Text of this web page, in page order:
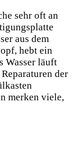
sehr oft an
aus dem
hebt ein
Wasser läuft
der
merken viele,